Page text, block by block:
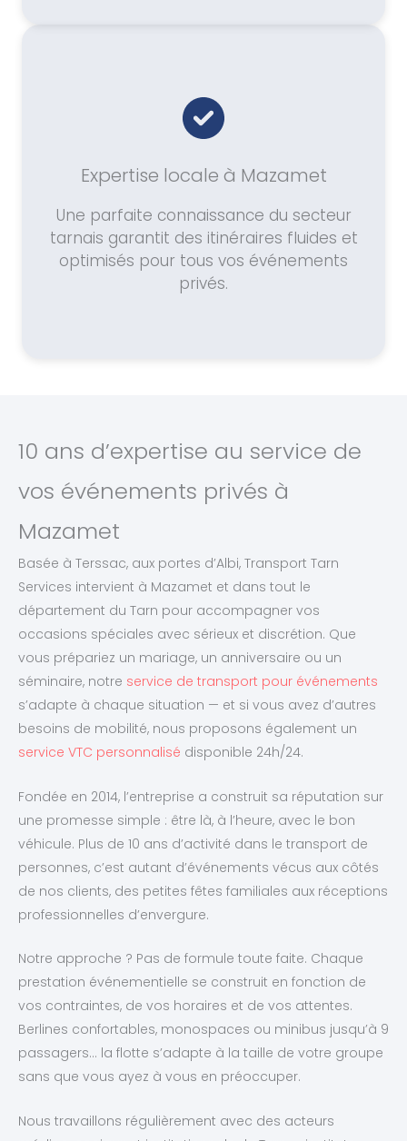
Expertise locale à Mazamet
Une parfaite connaissance du secteur
tarnais garantit des itinéraires fluides et
optimisés pour tous vos événements
privés.
10 ans d’expertise au service de
vos événements privés à
Mazamet
Basée à Terssac, aux portes d’Albi, Transport Tarn
Services intervient à Mazamet et dans tout le
département du Tarn pour accompagner vos
occasions spéciales avec sérieux et discrétion. Que
vous prépariez un mariage, un anniversaire ou un
séminaire, notre service de transport pour événements
s’adapte à chaque situation — et si vous avez d’autres
besoins de mobilité, nous proposons également un
service VTC personnalisé disponible 24h/24.
Fondée en 2014, l’entreprise a construit sa réputation sur
une promesse simple : être là, à l’heure, avec le bon
véhicule. Plus de 10 ans d’activité dans le transport de
personnes, c’est autant d’événements vécus aux côtés
de nos clients, des petites fêtes familiales aux réceptions
professionnelles d’envergure.
Notre approche ? Pas de formule toute faite. Chaque
prestation événementielle se construit en fonction de
vos contraintes, de vos horaires et de vos attentes.
Berlines confortables, monospaces ou minibus jusqu’à 9
passagers… la flotte s’adapte à la taille de votre groupe
sans que vous ayez à vous en préoccuper.
Nous travaillons régulièrement avec des acteurs